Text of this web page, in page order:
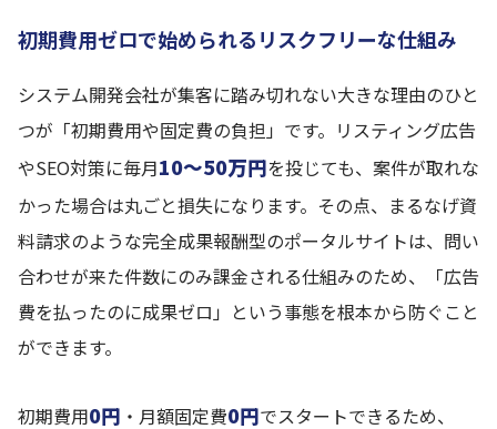
初期費用ゼロで始められるリスクフリーな仕組み
システム開発会社が集客に踏み切れない大きな理由のひと
つが「初期費用や固定費の負担」です。リスティング広告
やSEO対策に毎月10〜50万円を投じても、案件が取れな
かった場合は丸ごと損失になります。その点、まるなげ資
料請求のような完全成果報酬型のポータルサイトは、問い
合わせが来た件数にのみ課金される仕組みのため、「広告
費を払ったのに成果ゼロ」という事態を根本から防ぐこと
ができます。
初期費用0円 ・月額固定費0円でスタートできるため、